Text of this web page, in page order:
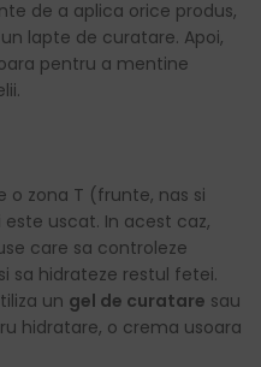
de a aplica orice produs,
lapte de curatare. Apoi,
pentru a mentine
o zona T (frunte, nas si
uscat. In acest caz,
care sa controleze
sa hidrateze restul fetei.
un gel de curatare sau
hidratare, o crema usoara